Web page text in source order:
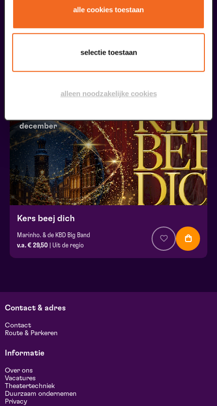
alle cookies toestaan
selectie toestaan
alleen noodzakelijke cookies
Koninklijk Philharmoinisch Gezelschap Venlo en harmonie st. Caecilia Blerick
december
Kers beej dich
Marinho. & de KBD Big Band
v.a. € 29,50 | Uit de regio
Contact & adres
Contact
Route & Parkeren
Informatie
Over ons
Vacatures
Theatertechniek
Duurzaam ondernemen
Privacy